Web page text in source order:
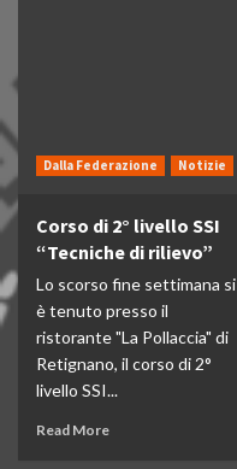
Dalla Federazione Notizie
Corso di 2° livello SSI
“Tecniche di rilievo”
Lo scorso fine settimana si
è tenuto presso il
ristorante "La Pollaccia" di
Retignano, il corso di 2°
livello SSI...
Read More